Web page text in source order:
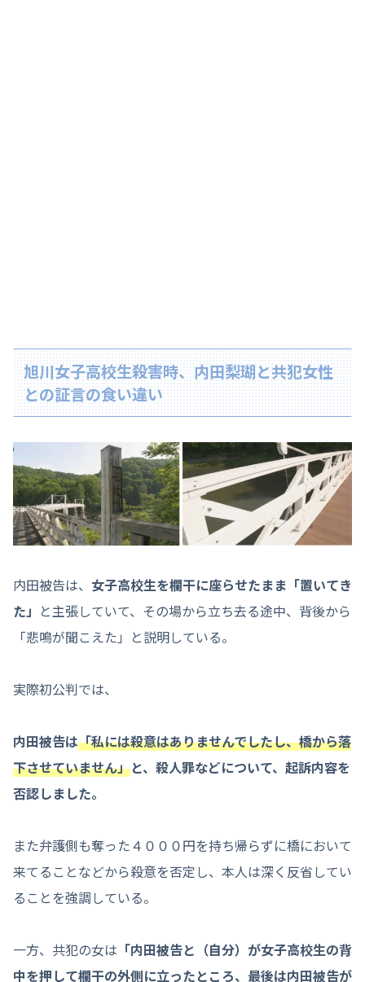
旭川女子高校生殺害時、内田梨瑚と共犯女性
との証言の食い違い
内田被告は、 女子高校生を欄干に座らせたまま「置いてき
た」 と主張していて、その場から立ち去る途中、背後から
「悲鳴が聞こえた」と説明している。
実際初公判では、
内田被告は「私には殺意はありませんでしたし、橋から落
下させていません」と、殺人罪などについて、起訴内容を
否認しました。
また弁護側も奪った４０００円を持ち帰らずに橋において
来てることなどから殺意を否定し、本人は深く反省してい
ることを強調している。
一方、共犯の女は 「内田被告と（自分）が女子高校生の背
中を押して欄干の外側に立ったところ、最後は内田被告が